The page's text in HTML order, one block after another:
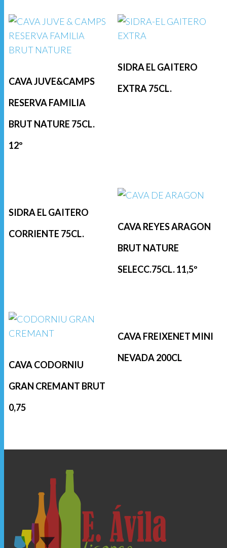
CAVA JUVE&CAMPS
RESERVA FAMILIA
BRUT NATURE 75CL.
12º
SIDRA EL GAITERO
EXTRA 75CL.
SIDRA EL GAITERO
CORRIENTE 75CL.
CAVA REYES ARAGON
BRUT NATURE
SELECC.75CL. 11,5º
CAVA CODORNIU
GRAN CREMANT BRUT
0,75
CAVA FREIXENET MINI
NEVADA 200CL